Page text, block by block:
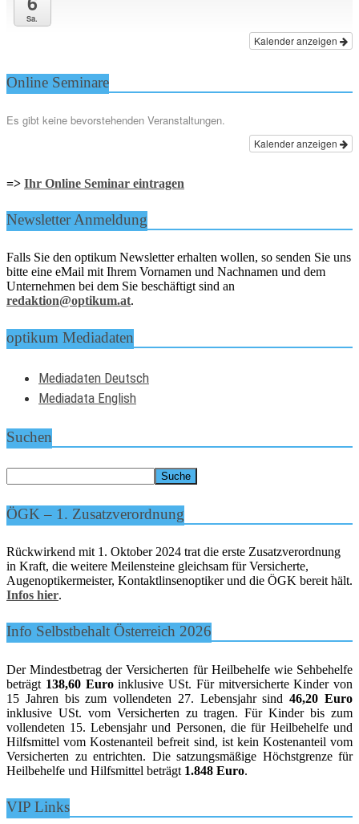
Sa.
Kalender anzeigen
Online Seminare
Es gibt keine bevorstehenden Veranstaltungen.
Kalender anzeigen
=> Ihr Online Seminar eintragen
Newsletter Anmeldung
Falls Sie den optikum Newsletter erhalten wollen, so senden Sie uns
bitte eine eMail mit Ihrem Vornamen und Nachnamen und dem
Unternehmen bei dem Sie beschäftigt sind an
redaktion@optikum.at.
optikum Mediadaten
Mediadaten Deutsch
Mediadata English
Suchen
ÖGK – 1. Zusatzverordnung
Rückwirkend mit 1. Oktober 2024 trat die erste Zusatzverordnung
in Kraft, die weitere Meilensteine gleichsam für Versicherte,
Augenoptikermeister, Kontaktlinsenoptiker und die ÖGK bereit hält.
Infos hier.
Info Selbstbehalt Österreich 2026
Der Mindestbetrag der Versicherten für Heilbehelfe wie Sehbehelfe
beträgt 138,60 Euroinklusive USt. Für mitversicherte Kinder von
15 Jahren bis zum vollendeten 27. Lebensjahr sind46,20 Euro
inklusive USt. vom Versicherten zu tragen. Für Kinder bis zum
vollendeten 15. Lebensjahr und Personen, die für Heilbehelfe und
Hilfsmittel vom Kostenanteil befreit sind, ist kein Kostenanteil vom
Versicherten zu entrichten. Die satzungsmäßige Höchstgrenze für
Heilbehelfe und Hilfsmittel beträgt 1.848 Euro.
VIP Links